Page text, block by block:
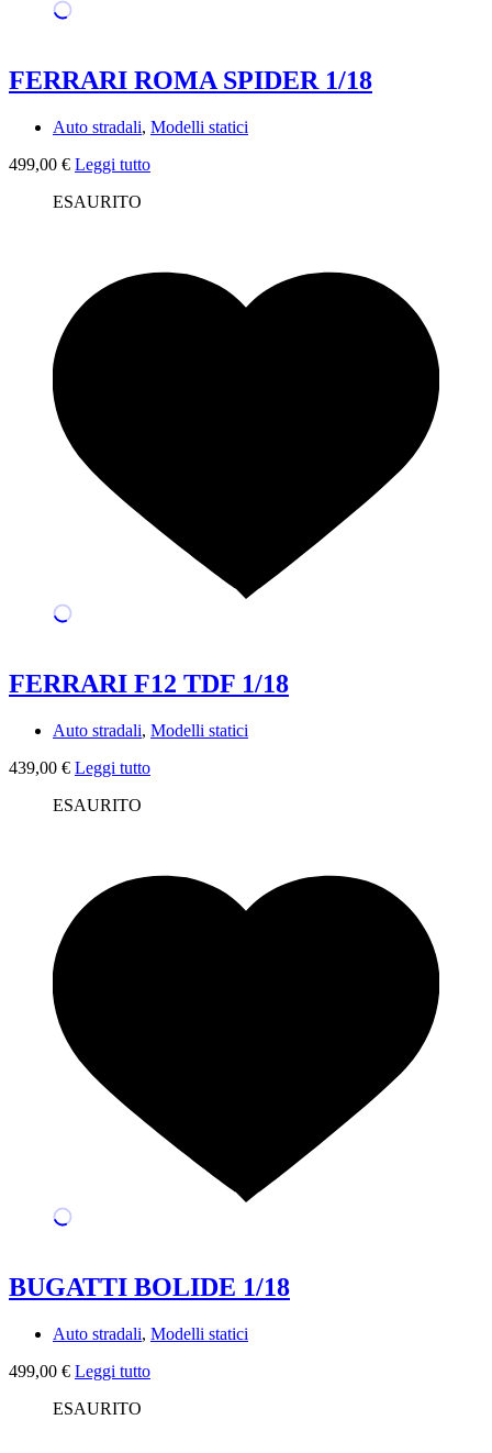
FERRARI ROMA SPIDER 1/18
Auto stradali, Modelli statici
499,00 € Leggi tutto
ESAURITO
FERRARI F12 TDF 1/18
Auto stradali, Modelli statici
439,00 € Leggi tutto
ESAURITO
BUGATTI BOLIDE 1/18
Auto stradali, Modelli statici
499,00 € Leggi tutto
ESAURITO